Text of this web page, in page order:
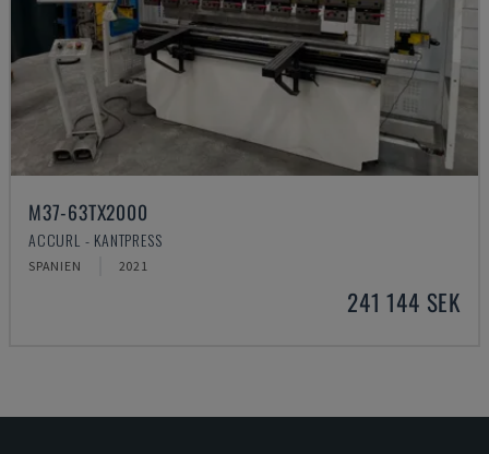
M37-63TX2000
ACCURL - KANTPRESS
SPANIEN 2021
241 144 SEK